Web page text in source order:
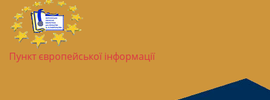
Пункт європейської інформації